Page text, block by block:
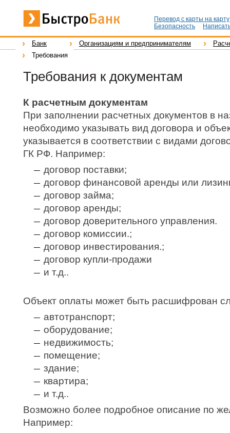
Перевод с карты на карту
Безопасность
Банк Организациям и предпринимателям
Требования
Требования к документам
К расчетным документам
При заполнении расчетных документов в
необходимо указывать вид договора и
указывается в соответствии с видами
ГК РФ. Например:
договор поставки;
договор финансовой аренды или
договор займа;
договор аренды;
договор доверительного управления.
договор комиссии.;
договор инвестирования.;
договор купли-продажи
и т.д..
Объект оплаты может быть расшифрован
автотранспорт;
оборудование;
недвижимость;
помещение;
здание;
квартира;
и т.д..
Возможно более подробное описание по
Например: